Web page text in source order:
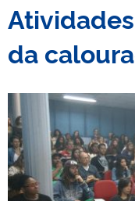
TELEFONES
da